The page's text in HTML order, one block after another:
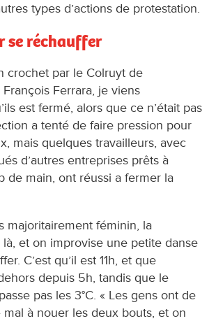
types d’actions de protestation.
se réchauffer
crochet par le Colruyt de
Ferrara, je viens
est fermé, alors que ce n’était pas
a tenté de faire pression pour
mais quelques travailleurs, avec
d’autres entreprises prêts à
de main, ont réussi a fermer la
majoritairement féminin, la
et on improvise une petite danse
C’est qu’il est 11h, et que
depuis 5h, tandis que le
pas les 3°C. « Les gens ont de
à nouer les deux bouts, et on